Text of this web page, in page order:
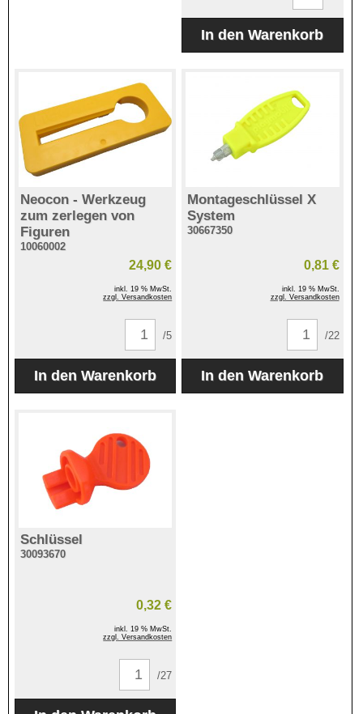
Neocon - Werkzeug
zum zerlegen von
Figuren
10060002
24,90 €
inkl. 19 % MwSt.
zzgl. Versandkosten
/5
Montageschlüssel X
System
30667350
0,81 €
inkl. 19 % MwSt.
zzgl. Versandkosten
/22
Schlüssel
30093670
0,32 €
inkl. 19 % MwSt.
zzgl. Versandkosten
/27